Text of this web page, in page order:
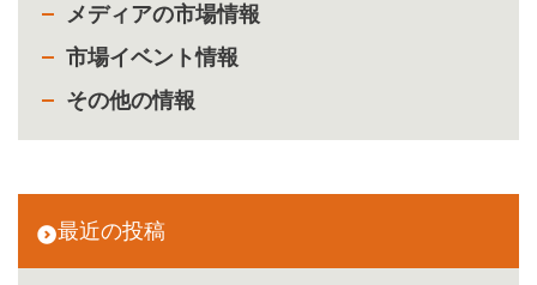
メディアの市場情報
市場イベント情報
その他の情報
最近の投稿